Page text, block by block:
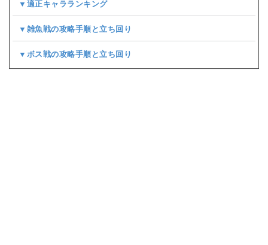
▼適正キャラランキング
▼雑魚戦の攻略手順と立ち回り
▼ボス戦の攻略手順と立ち回り